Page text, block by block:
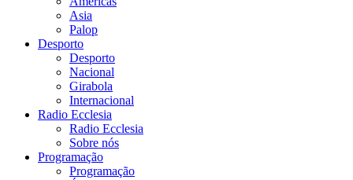
Asia
Palop
Desporto
Desporto
Nacional
Girabola
Internacional
Radio Ecclesia
Radio Ecclesia
Sobre nós
Programação
Programação